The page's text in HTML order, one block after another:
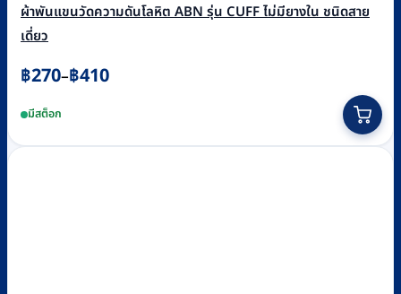
ผ้าพันแขนวัดความดันโลหิต ABN รุ่น CUFF ไม่มียางใน ชนิดสาย
เดี่ยว
฿270–฿410
Price
฿270
through
มีสต็อก
This
product
has